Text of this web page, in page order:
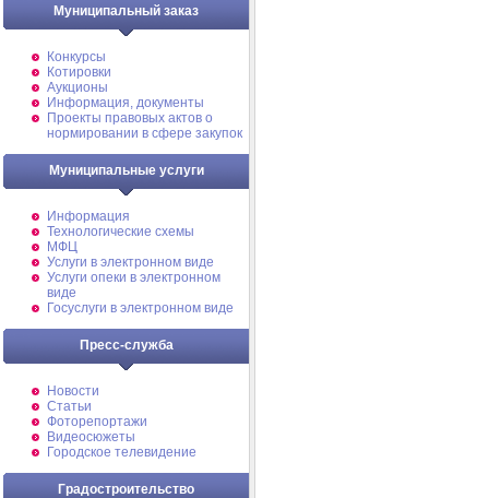
Муниципальный заказ
Конкурсы
Котировки
Аукционы
Информация, документы
Проекты правовых актов о
нормировании в сфере закупок
Муниципальные услуги
Информация
Технологические схемы
МФЦ
Услуги в электронном виде
Услуги опеки в электронном
виде
Госуслуги в электронном виде
Пресс-служба
Новости
Статьи
Фоторепортажи
Видеосюжеты
Городское телевидение
Градостроительство